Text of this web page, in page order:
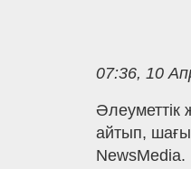
07:36, 10
Әлеуметтік
айтып,
NewsMedia.